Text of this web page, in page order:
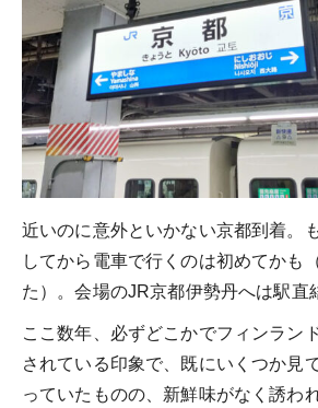
近いのに意外といかない京都到着。
してから電車で行くのは初めてかも
た）。会場のJR京都伊勢丹へは駅直
ここ数年、必ずどこかでフィンラン
されている印象で、既にいくつか見
っていたものの、新鮮味がなく誘わ